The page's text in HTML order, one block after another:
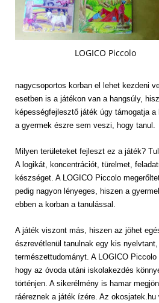
LOGICO Piccolo
nagycsoportos korban el lehet kezdeni
esetben is a játékon van a hangsúly,
képességfejlesztő játék úgy támogatja
a gyermek észre sem veszi, hogy tanul.
Milyen területeket fejleszt ez a játék?
A logikát, koncentrációt, türelmet,
készséget. A LOGICO Piccolo
pedig nagyon lényeges, hiszen a
ebben a korban a tanulással.
A játék viszont más, hiszen az jöhet
észrevétlenül tanulnak egy kis
természettudományt. A LOGICO
hogy az óvoda utáni iskolakezdés
történjen. A sikerélmény is hamar
ráéreznek a játék ízére. Az okosjatek.hu